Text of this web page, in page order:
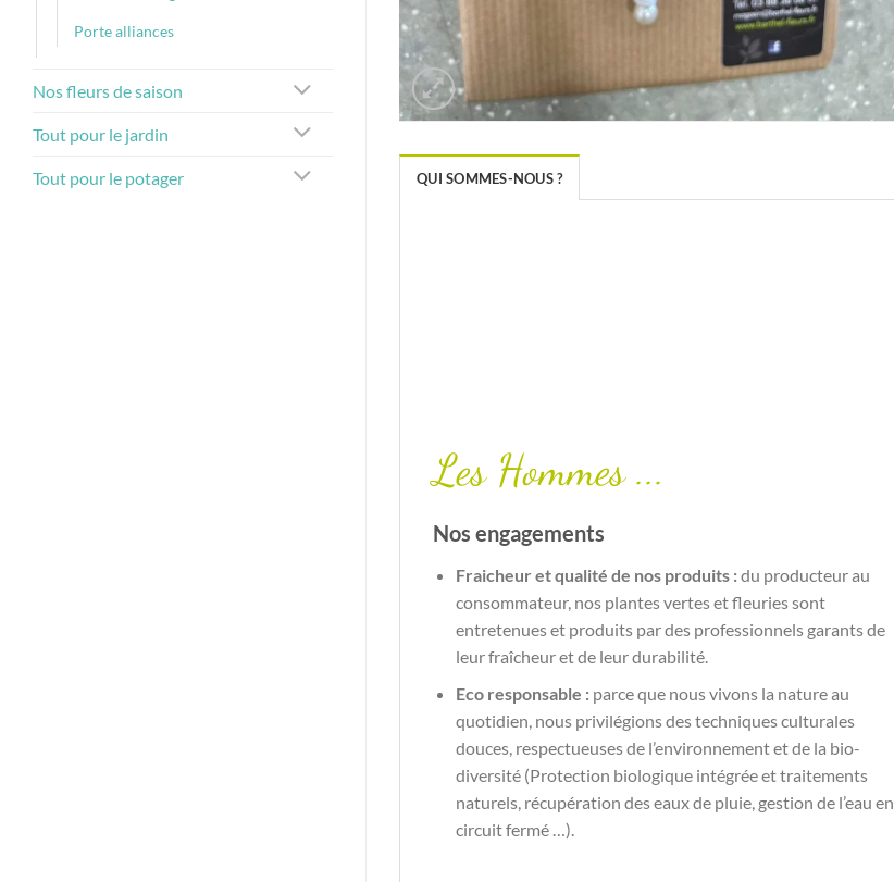
Porte alliances
Nos fleurs de saison
Tout pour le jardin
Tout pour le potager QUI SOMMES-NOUS ?
Les Hommes ...
Nos engagements
Fraicheur et qualité de nos produits :du producteur au
consommateur, nos plantes vertes et fleuries sont
entretenues et produits par des professionnels garants de
leur fraîcheur et de leur durabilité.
Eco responsable :parce que nous vivons la nature au
quotidien, nous privilégions des techniques culturales
douces, respectueuses de l’environnement et de la bio-
diversité (Protection biologique intégrée et traitements
naturels, récupération des eaux de pluie, gestion de l’eau en
circuit fermé …).